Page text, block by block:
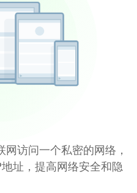
访问一个私密的网络，
址，提高网络安全和隐